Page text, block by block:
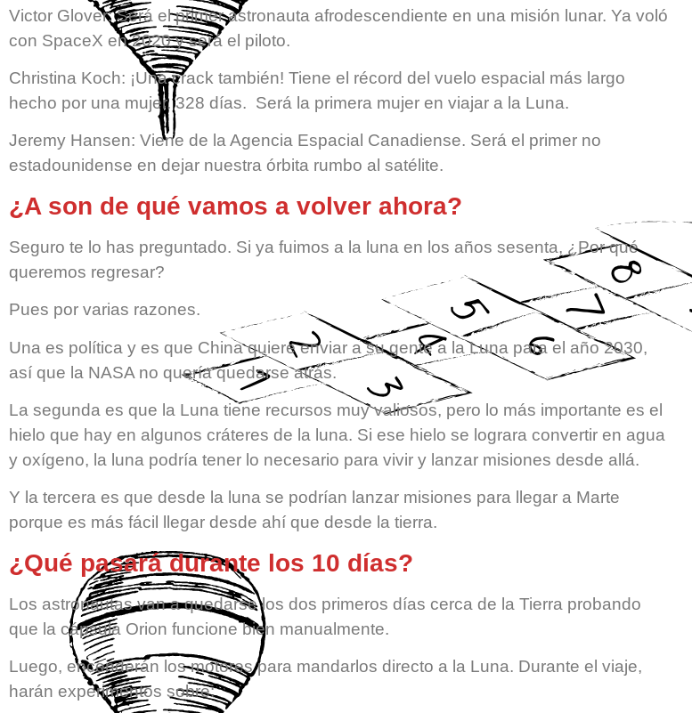
Victor Glover: Será el primer astronauta afrodescendiente en una misión lunar. Ya voló
con SpaceX en 2020 y será el piloto.
Christina Koch: ¡Una crack también! Tiene el récord del vuelo espacial más largo
hecho por una mujer. 328 días. Será la primera mujer en viajar a la Luna.
Jeremy Hansen: Viene de la Agencia Espacial Canadiense. Será el primer no
estadounidense en dejar nuestra órbita rumbo al satélite.
¿A son de qué vamos a volver ahora?
Seguro te lo has preguntado. Si ya fuimos a la luna en los años sesenta, ¿Por qué
queremos regresar?
Pues por varias razones.
Una es política y es que China quiere enviar a su gente a la Luna para el año 2030,
así que la NASA no quería quedarse atrás.
La segunda es que la Luna tiene recursos muy valiosos, pero lo más importante es el
hielo que hay en algunos cráteres de la luna. Si ese hielo se lograra convertir en agua
y oxígeno, la luna podría tener lo necesario para vivir y lanzar misiones desde allá.
Y la tercera es que desde la luna se podrían lanzar misiones para llegar a Marte
porque es más fácil llegar desde ahí que desde la tierra.
¿Qué pasará durante los 10 días?
Los astronautas van a quedarse los dos primeros días cerca de la Tierra probando
que la cápsula Orion funcione bien manualmente.
Luego, encenderán los motores para mandarlos directo a la Luna. Durante el viaje,
harán experimentos sobre: